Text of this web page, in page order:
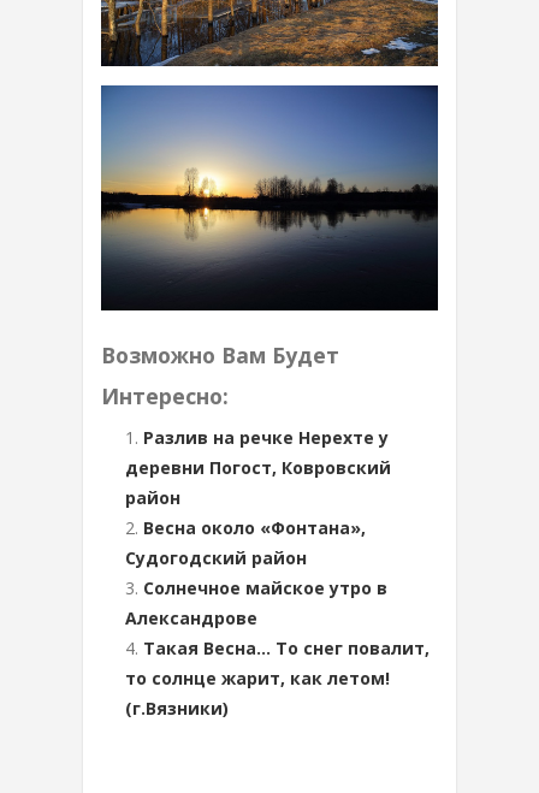
Возможно Вам Будет
Интересно:
Разлив на речке Нерехте у
деревни Погост, Ковровский
район
Весна около «Фонтана»,
Судогодский район
Солнечное майское утро в
Александрове
Такая Весна… То снег повалит,
то солнце жарит, как летом!
(г.Вязники)